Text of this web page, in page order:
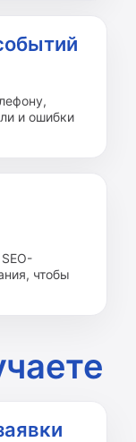
и ошибки
чтобы